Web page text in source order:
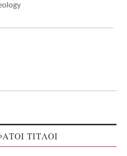
ΤΙΤΛΟΙ